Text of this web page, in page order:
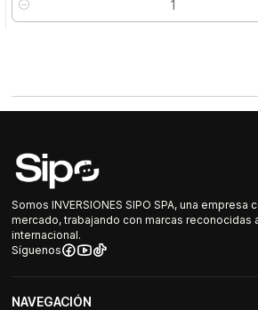
Cantidad
Somos INVERSIONES SIPO SPA, una empresa
mercado, trabajando con marcas reconocidas
internacional.
Síguenos
NAVEGACIÓN